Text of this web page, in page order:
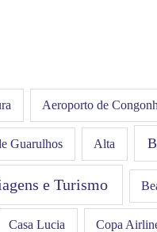
Aeroporto de
Guarulhos Alta
e Turismo
Casa Lucia Copa